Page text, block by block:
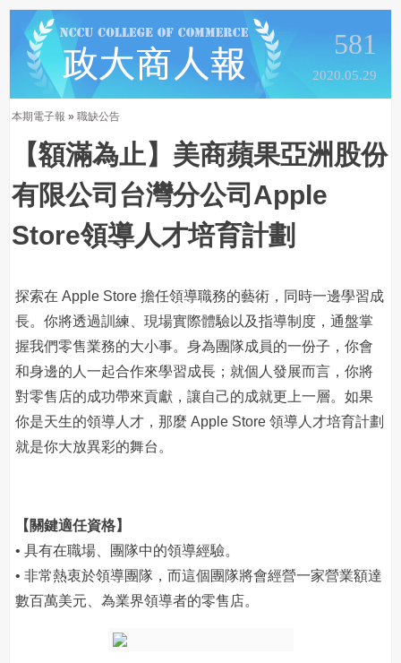
581
2020.05.29
本期電子報 » 職缺公告
【額滿為止】美商蘋果亞洲股份
有限公司台灣分公司Apple
Store領導人才培育計劃
探索在 Apple Store 擔任領導職務的藝術，同時一邊學習成
長。你將透過訓練、現場實際體驗以及指導制度，通盤掌
握我們零售業務的大小事。身為團隊成員的一份子，你會
和身邊的人一起合作來學習成長；就個人發展而言，你將
對零售店的成功帶來貢獻，讓自己的成就更上一層。如果
你是天生的領導人才，那麼 Apple Store 領導人才培育計劃
就是你大放異彩的舞台。
【關鍵適任資格】
• 具有在職場、團隊中的領導經驗。
• 非常熱衷於領導團隊，而這個團隊將會經營一家營業額達
數百萬美元、為業界領導者的零售店。